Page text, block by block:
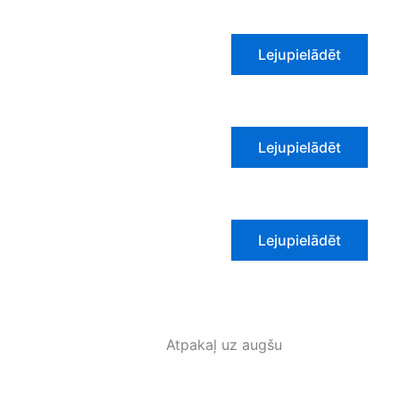
Lejupielādēt
Lejupielādēt
Lejupielādēt
Atpakaļ uz augšu